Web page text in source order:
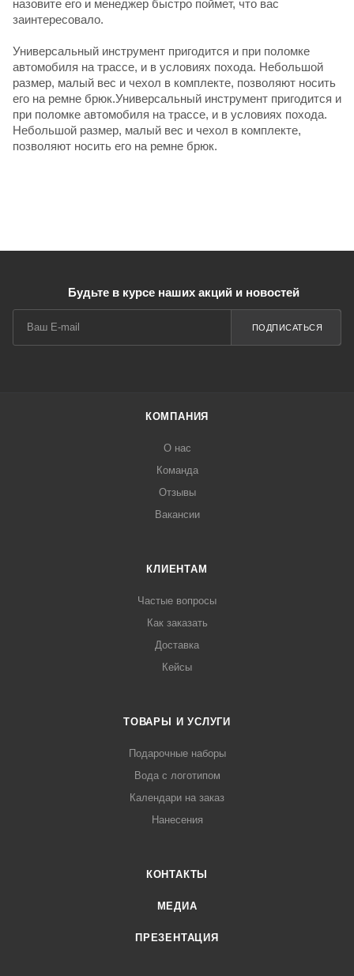
назовите его и менеджер быстро поймет, что вас
заинтересовало.
Универсальный инструмент пригодится и при поломке
автомобиля на трассе, и в условиях похода. Небольшой
размер, малый вес и чехол в комплекте, позволяют носить
его на ремне брюк.Универсальный инструмент пригодится и
при поломке автомобиля на трассе, и в условиях похода.
Небольшой размер, малый вес и чехол в комплекте,
позволяют носить его на ремне брюк.
Будьте в курсе наших акций и новостей
ПОДПИСАТЬСЯ
КОМПАНИЯ
О нас
Команда
Отзывы
Вакансии
КЛИЕНТАМ
Частые вопросы
Как заказать
Доставка
Кейсы
ТОВАРЫ И УСЛУГИ
Подарочные наборы
Вода с логотипом
Календари на заказ
Нанесения
КОНТАКТЫ
МЕДИА
ПРЕЗЕНТАЦИЯ